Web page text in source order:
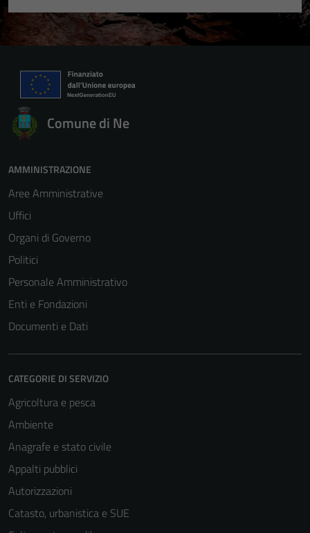
Comune di Ne
AMMINISTRAZIONE
Aree Amministrative
Uffici
Organi di Governo
Politici
Personale Amministrativo
Enti e Fondazioni
Documenti e Dati
CATEGORIE DI SERVIZIO
Agricoltura e pesca
Ambiente
Anagrafe e stato civile
Appalti pubblici
Autorizzazioni
Catasto, urbanistica e SUE